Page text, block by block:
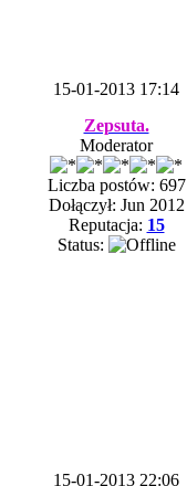
15-01-2013 17:14
Zepsuta.
Moderator
Liczba postów: 697
Dołączył: Jun 2012
Reputacja: 15
Status:
15-01-2013 22:06